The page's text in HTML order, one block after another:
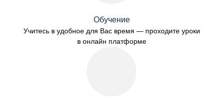
Обучение
Учитесь в удобное для Вас время — проходите уроки
в онлайн платформе